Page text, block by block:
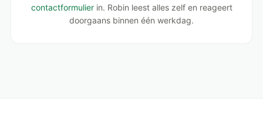
contactformulierin. Robin leest alles zelf en reageert
doorgaans binnen één werkdag.